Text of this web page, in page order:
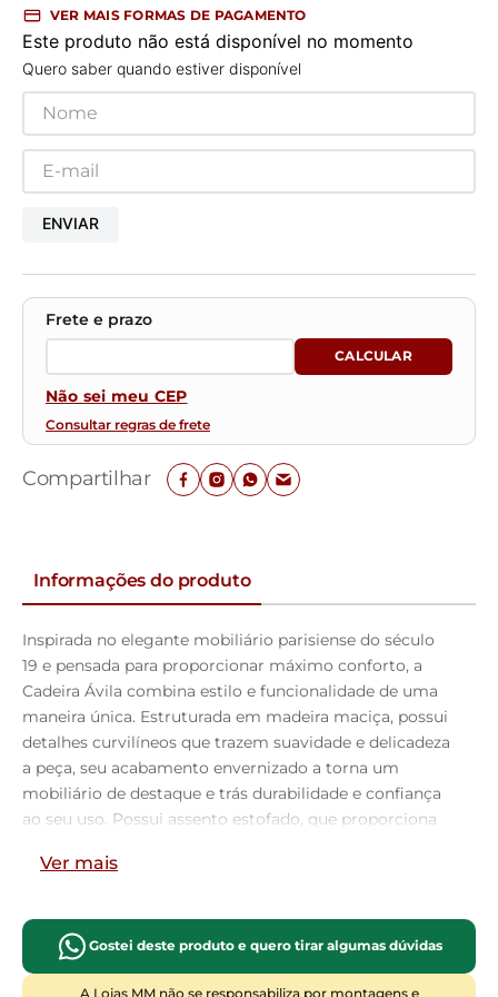
VER MAIS FORMAS DE PAGAMENTO
Este produto não está disponível no momento
Quero saber quando estiver disponível
ENVIAR
Não sei meu CEP
Consultar regras de frete
Compartilhar
Informações do produto
Inspirada no elegante mobiliário parisiense do século
19 e pensada para proporcionar máximo conforto, a
Cadeira Ávila combina estilo e funcionalidade de uma
maneira única. Estruturada em madeira maciça, possui
detalhes curvilíneos que trazem suavidade e delicadeza
a peça, seu acabamento envernizado a torna um
mobiliário de destaque e trás durabilidade e confiança
ao seu uso. Possui assento estofado, que proporciona
adiciona classe a qualquer ambiente. Seu design a
imaginação pois pode ser disposta em salas de jantar,
estar, e espera, quartos, halls de entrada e cozinhas.
Expresse seu bom gosto, e adquira já essa obra-prima
Ver mais
Gostei deste produto e quero tirar algumas dúvidas
A Lojas MM não se responsabiliza por montagens e